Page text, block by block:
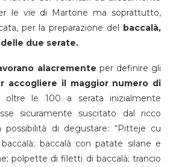
le vie di Martone ma soprattutto,
per la preparazione del baccalà,
due serate.
alacremente per definire gli
accogliere il maggior numero di
oltre le 100 a serata inizialmente
sicuramente suscitato dal ricco
di degustare: “Pitteje cu
baccalà con patate silane e
polpette di filetti di baccalà; trancio